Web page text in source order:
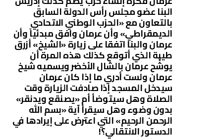
البنا عضو مجلس رأس الدولة السابق
بالتعاون مع «الحزب الوطني الاتحادي
الديمقراطي» وأن عرمان وافق مبدئياً وأن
عرمان والبنا اتفقا على زيارة «الشيخ» أزرق
طيبة الذي أتوقع كذلك هذه المرة أن
يوشِّح عرمان بالشال الأخضر ويسميه شيخ
عرمان ولست أدري ما إذا كان عرمان
سيدخل المسجد إذا صادفت الزيارة وقت
الصلاة وهل سيتوضأ أم «يصنقع ويدنقر»
بدون وضوء وهل سيقرأ آية «بسم الله
الرحمن الرحيم» التي اعترض على إيرادها في
الدستور الانتقالي؟!